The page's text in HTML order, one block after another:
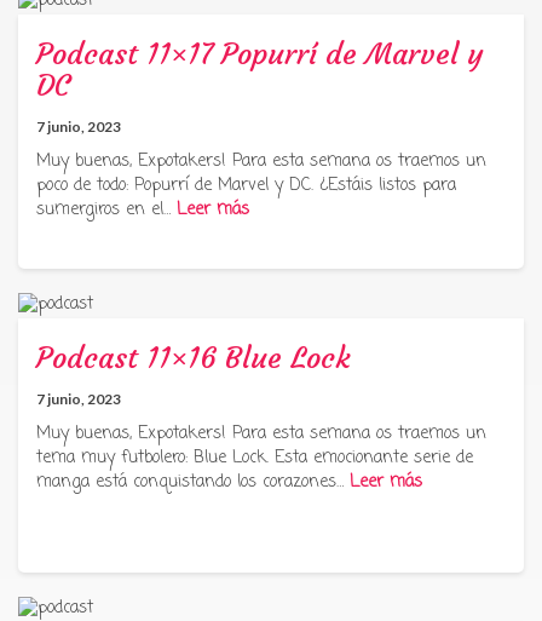
Podcast 11×17 Popurrí de Marvel y
DC
7 junio, 2023
Muy buenas, Expotakers! Para esta semana os traemos un
poco de todo: Popurrí de Marvel y DC. ¿Estáis listos para
sumergiros en el… Leer más
Podcast 11×16 Blue Lock
7 junio, 2023
Muy buenas, Expotakers! Para esta semana os traemos un
tema muy futbolero: Blue Lock. Esta emocionante serie de
manga está conquistando los corazones… Leer más